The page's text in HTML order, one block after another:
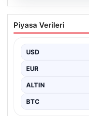
05.08.2026
Kurbanlık
2026:
ve tüm illerin
Piyasa Verileri
USD
EUR
ALTIN
BTC